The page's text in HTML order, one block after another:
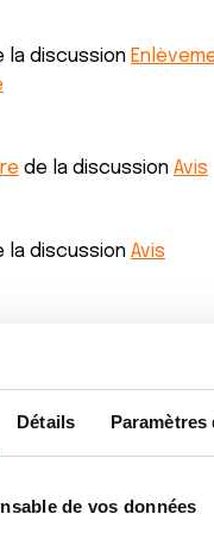
Détails Paramètres
de vos données
la discussion
de la discussion Avis
la discussion Avis
la discussionAvis
de la discussion